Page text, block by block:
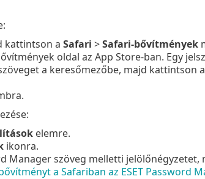
kattintson a Safari >Safari-bővítmények
oldal az App Store-ban. Egy
a keresőmezőbe, majd kattintson a
elemre.
ikonra.
Manager szöveg melletti
a Safariban az ESET Password